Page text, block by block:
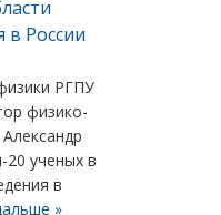
в России
РГПУ
физико-
ученых в
в
»